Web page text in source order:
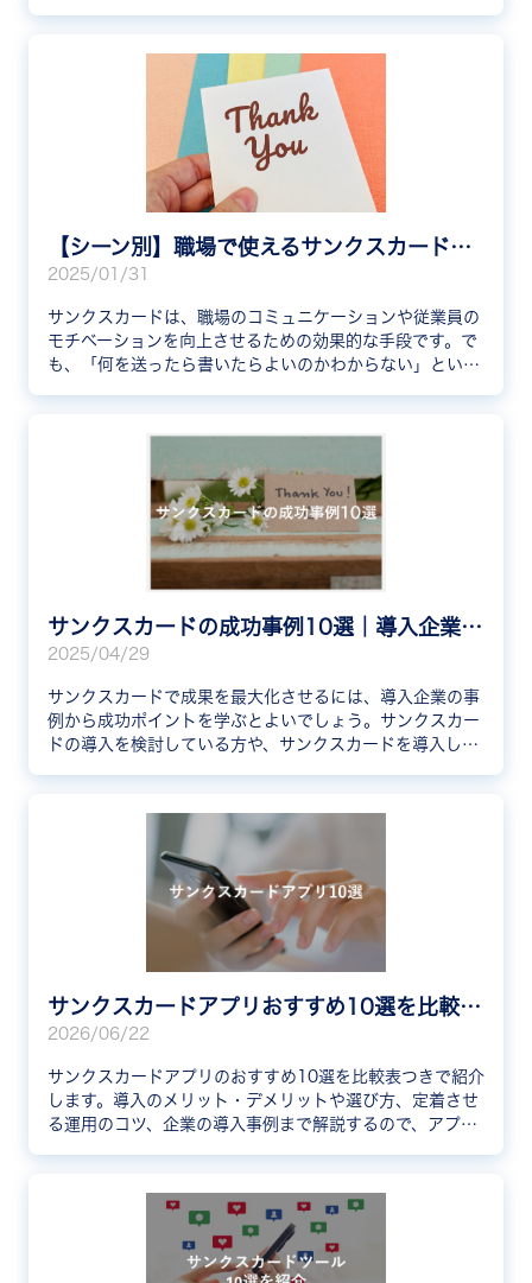
【シーン別】職場で使えるサンクスカード例文集｜効果や成功事例も紹介
2025/01/31
サンクスカードは、職場のコミュニケーションや従業員の
モチベーションを向上させるための効果的な手段です。で
も、「何を送ったら書いたらよいのかわからない」という
サンクスカードの成功事例10選｜導入企業から運用ポイントを学ぼう
2025/04/29
サンクスカードで成果を最大化させるには、導入企業の事
例から成功ポイントを学ぶとよいでしょう。サンクスカー
ドの導入を検討している方や、サンクスカードを導入した
サンクスカードアプリおすすめ10選を比較！選び方や事例も解説
2026/06/22
サンクスカードアプリのおすすめ10選を比較表つきで紹介
します。導入のメリット・デメリットや選び方、定着させ
る運用のコツ、企業の導入事例まで解説するので、アプリ